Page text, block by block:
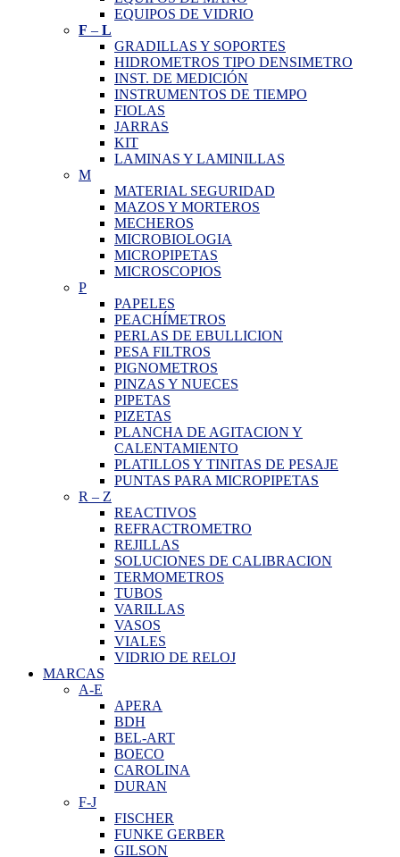
EQUIPOS DE VIDRIO
F – L
GRADILLAS Y SOPORTES
HIDROMETROS TIPO DENSIMETRO
INST. DE MEDICIÓN
INSTRUMENTOS DE TIEMPO
FIOLAS
JARRAS
KIT
LAMINAS Y LAMINILLAS
M
MATERIAL SEGURIDAD
MAZOS Y MORTEROS
MECHEROS
MICROBIOLOGIA
MICROPIPETAS
MICROSCOPIOS
P
PAPELES
PEACHÍMETROS
PERLAS DE EBULLICION
PESA FILTROS
PIGNOMETROS
PINZAS Y NUECES
PIPETAS
PIZETAS
PLANCHA DE AGITACION Y
CALENTAMIENTO
PLATILLOS Y TINITAS DE PESAJE
PUNTAS PARA MICROPIPETAS
R – Z
REACTIVOS
REFRACTROMETRO
REJILLAS
SOLUCIONES DE CALIBRACION
TERMOMETROS
TUBOS
VARILLAS
VASOS
VIALES
VIDRIO DE RELOJ
MARCAS
A-E
APERA
BDH
BEL-ART
BOECO
CAROLINA
DURAN
F-J
FISCHER
FUNKE GERBER
GILSON